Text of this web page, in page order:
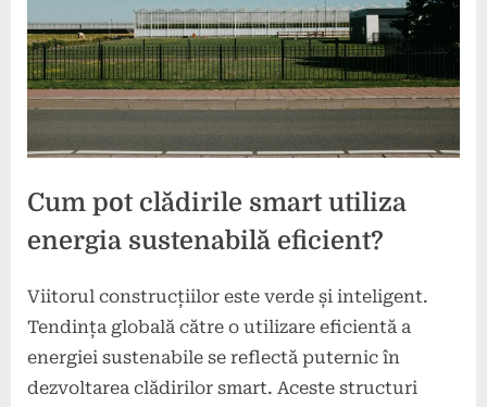
Cum pot clădirile smart utiliza
energia sustenabilă eficient?
Posted
on
1
decembrie
2024
By
press
Viitorul construcțiilor este verde și inteligent.
Tendința globală către o utilizare eficientă a
energiei sustenabile se reflectă puternic în
dezvoltarea clădirilor smart. Aceste structuri